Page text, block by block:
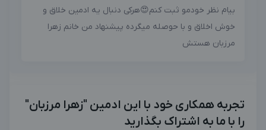
بیام نظر خودمو ثبت کنم😍هرکی دنبال یه ادمین خلاق و
خوش اخلاق و با حوصله میگرده پیشنهاد من خانم زهرا
مرزبان هستش
تجربه همکاری خود با این ادمین "زهرا مرزبان"
را با ما به اشتراک بگذارید